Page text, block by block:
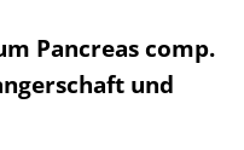
Pancreas comp.
und